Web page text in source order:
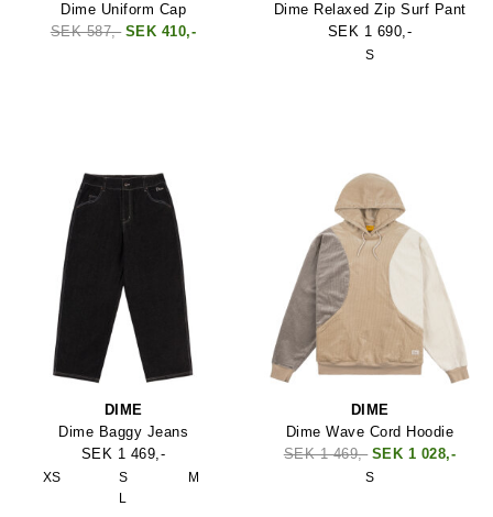
Dime Uniform Cap
SEK 587,- SEK 410,-
Dime Relaxed Zip Surf Pant
SEK 1 690,-
S
DIME
Dime Baggy Jeans
SEK 1 469,-
XS S
M
L
DIME
Dime Wave Cord Hoodie
SEK 1 469,- SEK 1 028,-
S